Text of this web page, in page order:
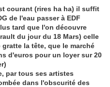
courant (rires ha ha) il suffit
de l'eau passer à EDF
tard que l'on découvre
du jour du 18 Mars) celle
la tête, que le marché
d'euros pour un loyer sur 20
par tous ses artistes
dans l'obscurité des